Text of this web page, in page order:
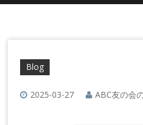
Blog
2025-03-27 ABC友の会